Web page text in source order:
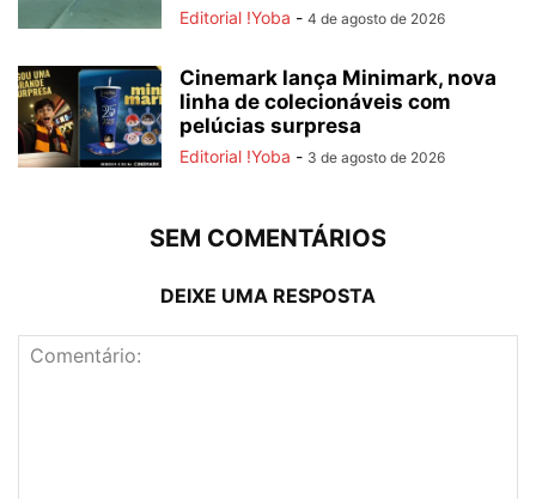
Editorial !Yoba - 4 de agosto de 2026
Cinemark lança Minimark, nova
linha de colecionáveis com
pelúcias surpresa
Editorial !Yoba - 3 de agosto de 2026
SEM COMENTÁRIOS
DEIXE UMA RESPOSTA